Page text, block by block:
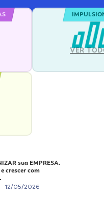
VER
sua EMPRESA.
crescer com
12/05/2026